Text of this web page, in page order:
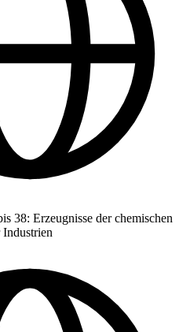
38: Erzeugnisse der chemischen